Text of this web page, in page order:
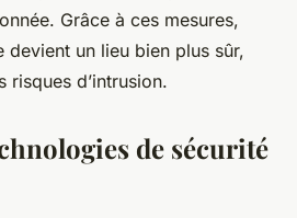
Grâce à ces mesures,
un lieu bien plus sûr,
risques d’intrusion.
de sécurité